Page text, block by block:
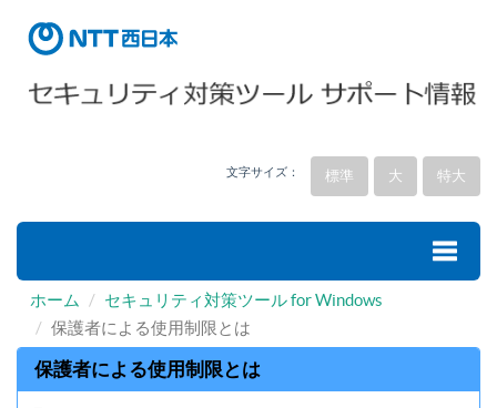
文字サイズ： 標準 大 特大
ホーム
セキュリティ対策ツール for Windows
保護者による使用制限とは
保護者による使用制限とは